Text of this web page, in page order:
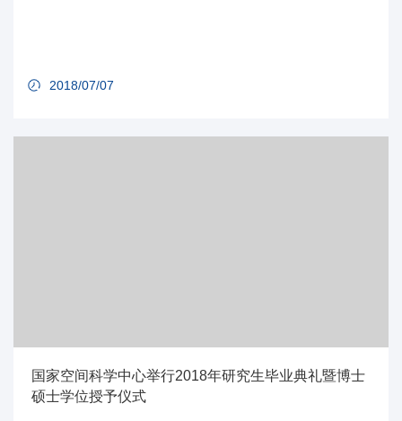
2018/07/07
国家空间科学中心举行2018年研究生毕业典礼暨博士
硕士学位授予仪式